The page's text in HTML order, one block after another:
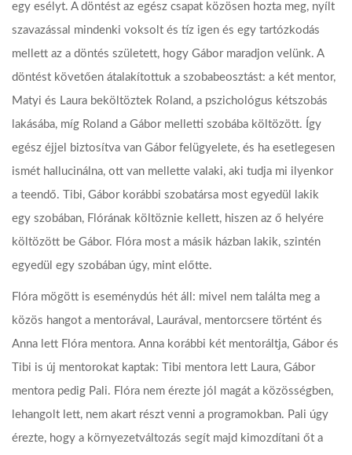
egy esélyt. A döntést az egész csapat közösen hozta meg, nyílt
szavazással mindenki voksolt és tíz igen és egy tartózkodás
mellett az a döntés született, hogy Gábor maradjon velünk. A
döntést követően átalakítottuk a szobabeosztást: a két mentor,
Matyi és Laura beköltöztek Roland, a pszichológus kétszobás
lakásába, míg Roland a Gábor melletti szobába költözött. Így
egész éjjel biztosítva van Gábor felügyelete, és ha esetlegesen
ismét hallucinálna, ott van mellette valaki, aki tudja mi ilyenkor
a teendő. Tibi, Gábor korábbi szobatársa most egyedül lakik
egy szobában, Flórának költöznie kellett, hiszen az ő helyére
költözött be Gábor. Flóra most a másik házban lakik, szintén
egyedül egy szobában úgy, mint előtte.
Flóra mögött is eseménydús hét áll: mivel nem találta meg a
közös hangot a mentorával, Laurával, mentorcsere történt és
Anna lett Flóra mentora. Anna korábbi két mentoráltja, Gábor és
Tibi is új mentorokat kaptak: Tibi mentora lett Laura, Gábor
mentora pedig Pali. Flóra nem érezte jól magát a közösségben,
lehangolt lett, nem akart részt venni a programokban. Pali úgy
érezte, hogy a környezetváltozás segít majd kimozdítani őt a